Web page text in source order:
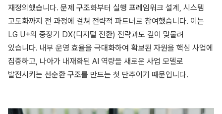
재정의했습니다. 문제 구조화부터 실행 프레임워크 설계, 시스템
고도화까지 전 과정에 걸쳐 전략적 파트너로 참여했습니다. 이는
LG U+의 중장기 DX(디지털 전환) 전략과도 깊이 맞물려
있습니다. 내부 운영 효율을 극대화하여 확보된 자원을 핵심 사업에
집중하고, 나아가 내재화된 AI 역량을 새로운 사업 모델로
발전시키는 선순환 구조를 만드는 첫 단추이기 때문입니다.